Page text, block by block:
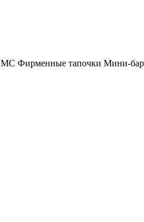
Фирменные тапочки Мини-бар